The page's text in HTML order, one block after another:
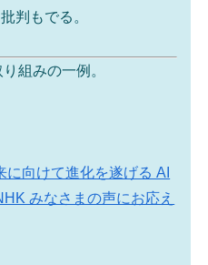
判もでる。
組みの一例。
に向けて進化を遂げる AI
みなさまの声にお応え